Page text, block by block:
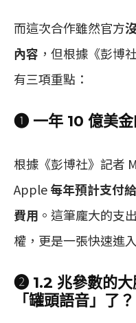
而這次合作雖然官方
內容 ，但根據《彭博
有三項重點：
❶ 一年 10 億美金
根據《彭博社》記者
Apple每年預計支付
費用 。這筆龐大的支
權，更是一張快速進
❷ 1.2 兆參數的大
「罐頭語音」了？